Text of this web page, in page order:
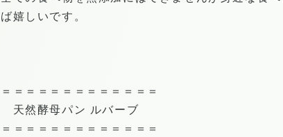
ば嬉しいです。
＝＝＝＝＝＝＝＝＝＝＝＝＝
天然酵母パン ルバーブ
＝＝＝＝＝＝＝＝＝＝＝＝＝